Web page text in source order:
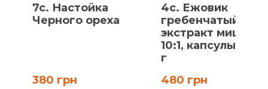
7c. Настойка
Черного ореха
380 грн
4c. Ежовик
гребенчатый,
экстракт мицелия
10:1, капсулы по
г
480 грн